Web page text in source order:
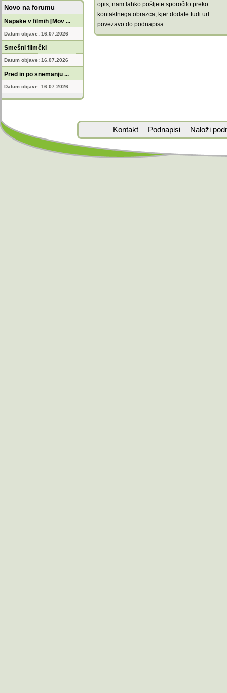
Novo na forumu
Napake v filmih [Mov ...
Datum objave: 16.07.2026
Smešni filmčki
Datum objave: 16.07.2026
Pred in po snemanju ...
Datum objave: 16.07.2026
opis, nam lahko pošljete sporočilo preko
kontaktnega obrazca, kjer dodate tudi url
povezavo do podnapisa.
Kontakt Podnapisi Naloži